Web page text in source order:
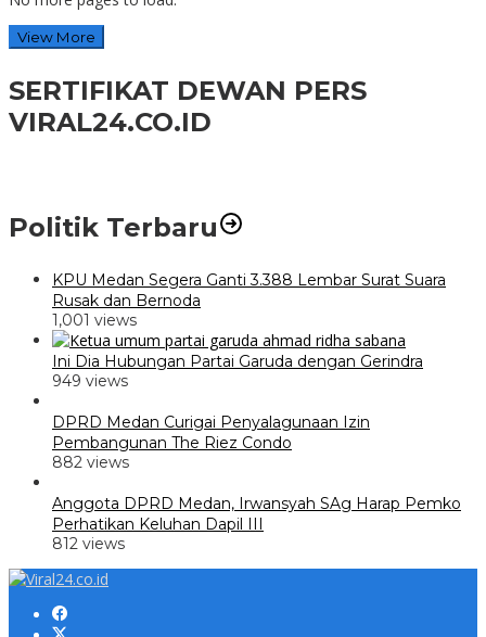
View More
SERTIFIKAT DEWAN PERS
VIRAL24.CO.ID
Politik Terbaru
KPU Medan Segera Ganti 3.388 Lembar Surat Suara
Rusak dan Bernoda
1,001 views
Ini Dia Hubungan Partai Garuda dengan Gerindra
949 views
DPRD Medan Curigai Penyalagunaan Izin
Pembangunan The Riez Condo
882 views
Anggota DPRD Medan, Irwansyah SAg Harap Pemko
Perhatikan Keluhan Dapil III
812 views